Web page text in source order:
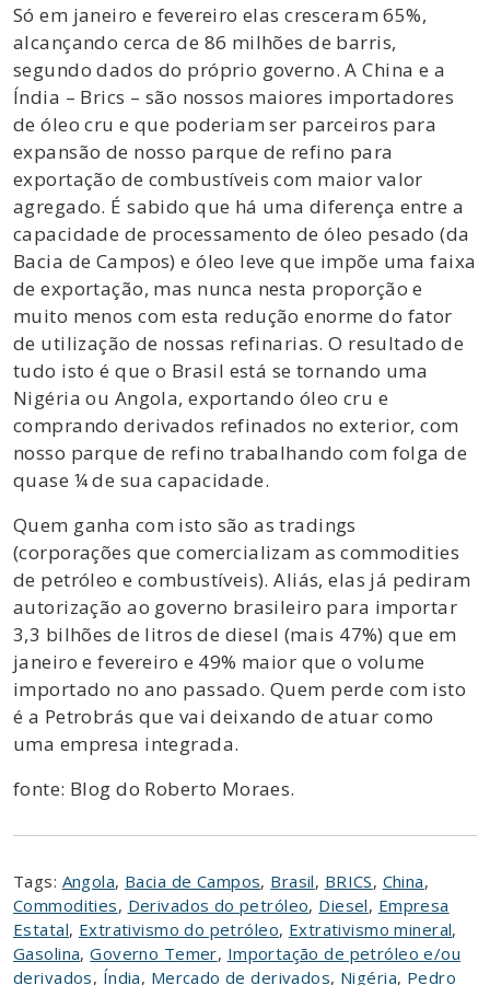
Só em janeiro e fevereiro elas cresceram 65%,
alcançando cerca de 86 milhões de barris,
segundo dados do próprio governo. A China e a
Índia – Brics – são nossos maiores importadores
de óleo cru e que poderiam ser parceiros para
expansão de nosso parque de refino para
exportação de combustíveis com maior valor
agregado. É sabido que há uma diferença entre a
capacidade de processamento de óleo pesado (da
Bacia de Campos) e óleo leve que impõe uma faixa
de exportação, mas nunca nesta proporção e
muito menos com esta redução enorme do fator
de utilização de nossas refinarias. O resultado de
tudo isto é que o Brasil está se tornando uma
Nigéria ou Angola, exportando óleo cru e
comprando derivados refinados no exterior, com
nosso parque de refino trabalhando com folga de
quase ¼ de sua capacidade.
Quem ganha com isto são as tradings
(corporações que comercializam as commodities
de petróleo e combustíveis). Aliás, elas já pediram
autorização ao governo brasileiro para importar
3,3 bilhões de litros de diesel (mais 47%) que em
janeiro e fevereiro e 49% maior que o volume
importado no ano passado. Quem perde com isto
é a Petrobrás que vai deixando de atuar como
uma empresa integrada.
fonte: Blog do Roberto Moraes.
Tags: Angola, Bacia de Campos, Brasil, BRICS, China,
Commodities, Derivados do petróleo, Diesel, Empresa
Estatal, Extrativismo do petróleo, Extrativismo mineral,
Gasolina,Governo Temer, Importação de petróleo e/ou
derivados, Índia, Mercado de derivados, Nigéria, Pedro